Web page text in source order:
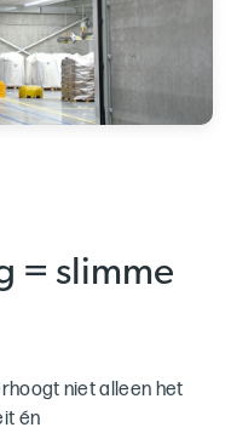
= slimme
niet alleen het
én